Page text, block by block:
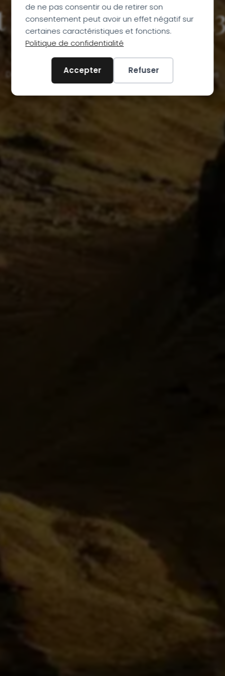
de ne pas consentir ou de retirer son
consentement peut avoir un effet négatif sur
certaines caractéristiques et fonctions.
Politique de confidentialité
Accepter Refuser
Écosse
nature etculture
Découverte et immersion au cœur des terres celtiques